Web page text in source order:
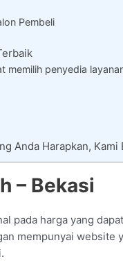
Pembeli
memilih penyedia
Anda Harapkan,
– Bekasi
pada harga yang
mempunyai website